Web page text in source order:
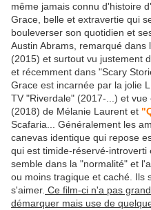
même jamais connu d'histoire
Grace, belle et extravertie qui
bouleverser son quotidien et
Austin Abrams, remarqué dans
(2015) et surtout vu justement
et récemment dans "Scary
Grace est incarnée par la jolie
TV "Riverdale" (2017-...) et vue
(2018) de Mélanie Laurent et
Scafaria... Généralement les
canevas identique qui repose
qui est timide-réservé-
semble dans la "normalité" et
ou moins tragique et caché. Ils
s'aimer. Ce film-ci n'a pas
démarquer mais use de